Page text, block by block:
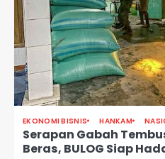
EKONOMI BISNIS HANKAM
Serapan Gabah
Beras, BULOG Siap